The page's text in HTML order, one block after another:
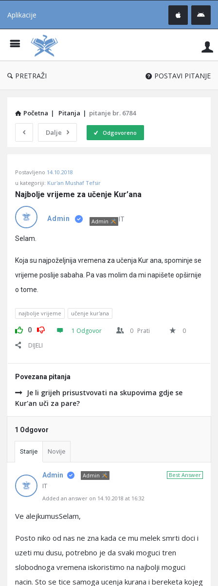
Aplikacije
®
PRETRAŽI POSTAVI PITANJE
Početna | Pitanja | pitanje br. 6784
Dalje Odgovoreno
Učene
Latest
Pitanja
Postavljeno 14.10.2018
u kategoriji: Kur'an Mushaf Tefsir
Najbolje vrijeme za učenje Kur’ana
Admin Admin IT
Selam.
Koja su najpoželjnija vremena za učenja Kur ana, spominje se
vrijeme poslije sabaha. Pa vas molim da mi napišete opširnije
o tome.
najbolje vrijeme učenje kur'ana
0 1 Odgovor 0 Prati
0
DIJELI
Povezana pitanja
Je li grijeh prisustvovati na skupovima gdje se
Kur'an uči za pare?
1 Odgovor
Starije Novije
Best Answer
Admin Admin
IT
Added an answer on 14.10.2018 at 16:32
Ve alejkumusSelam,
Posto niko od nas ne zna kada ce mu melek smrti doci i
uzeti mu dusu, potrebno je da svaki moguci tren
slobodnoga vremena iskoristimo na najbolji moguci
nacin. Sto se tice samoga ucenja kurana i bereketa kojeg